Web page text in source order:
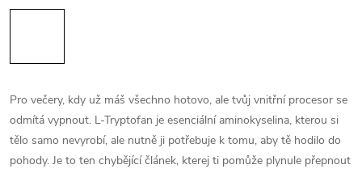
Pro večery, kdy už máš všechno hotovo, ale tvůj vnitřní procesor se
odmítá vypnout. L-Tryptofan je esenciální aminokyselina, kterou si
tělo samo nevyrobí, ale nutně ji potřebuje k tomu, aby tě hodilo do
pohody. Je to ten chybějící článek, kterej ti pomůže plynule přepnout